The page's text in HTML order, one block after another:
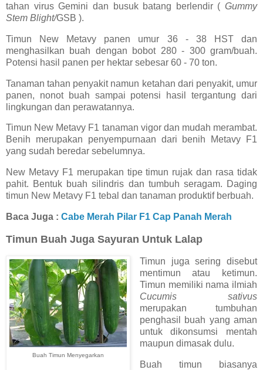
tahan virus Gemini dan busuk batang berlendir ( Gummy
Stem Blight/GSB ).
Timun New Metavy panen umur 36 - 38 HST dan
menghasilkan buah dengan bobot 280 - 300 gram/buah.
Potensi hasil panen per hektar sebesar 60 - 70 ton.
Tanaman tahan penyakit namun ketahan dari penyakit, umur
panen, nonot buah sampai potensi hasil tergantung dari
lingkungan dan perawatannya.
Timun New Metavy F1 tanaman vigor dan mudah merambat.
Benih merupakan penyempurnaan dari benih Metavy F1
yang sudah beredar sebelumnya.
New Metavy F1 merupakan tipe timun rujak dan rasa tidak
pahit. Bentuk buah silindris dan tumbuh seragam. Daging
timun New Metavy F1 tebal dan tanaman produktif berbuah.
Baca Juga : Cabe Merah Pilar F1 Cap Panah Merah
Timun Buah Juga Sayuran Untuk Lalap
Buah Timun Menyegarkan
Timun juga sering disebut
mentimun atau ketimun.
Timun memiliki nama ilmiah
Cucumis sativus
merupakan tumbuhan
penghasil buah yang aman
untuk dikonsumsi mentah
maupun dimasak dulu.
Buah timun biasanya